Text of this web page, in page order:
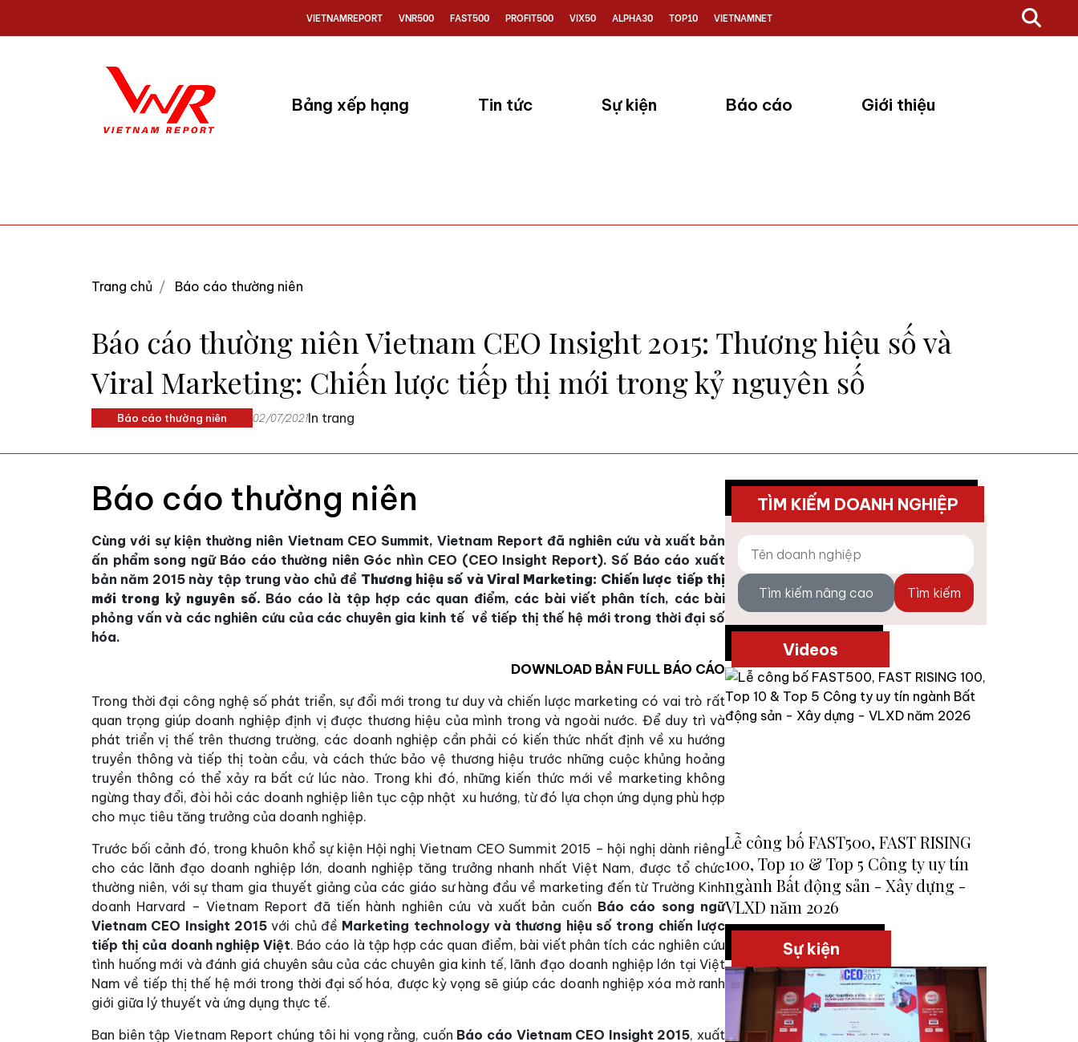
VIETNAMREPORT VNR500 FAST500 PROFIT500 VIX50 ALPHA30 TOP10 VIETNAMNET
Bảng xếp hạng Tin tức Sự kiện Báo cáo Giới thiệu
Trang chủ Báo cáo thường niên
Báo cáo thường niên Vietnam CEO Insight 2015: Thương hiệu số và
Viral Marketing: Chiến lược tiếp thị mới trong kỷ nguyên số
Báo cáo thường niên 02/07/2021In trang
Báo cáo thường niên
Cùng với sự kiện thường niên Vietnam CEO Summit, Vietnam Report đã nghiên cứu và xuất bản
ấn phẩm song ngữ Báo cáo thường niên Góc nhìn CEO (CEO Insight Report). Số Báo cáo xuất
bản năm 2015 này tập trung vào chủ đề Thương hiệu số và Viral Marketing: Chiến lược tiếp thị
mới trong kỷ nguyên số. Báo cáo là tập hợp các quan điểm, các bài viết phân tích, các bài
phỏng vấn và các nghiên cứu của các chuyên gia kinh tế về tiếp thị thế hệ mới trong thời đại số
hóa.
DOWNLOAD BẢN FULL BÁO CÁO
Trong thời đại công nghệ số phát triển, sự đổi mới trong tư duy và chiến lược marketing có vai trò rất
quan trọng giúp doanh nghiệp định vị được thương hiệu của mình trong và ngoài nước. Để duy trì và
phát triển vị thế trên thương trường, các doanh nghiệp cần phải có kiến ​​thức nhất định về xu hướng
truyền thông và tiếp thị toàn cầu, và cách thức bảo vệ thương hiệu trước những cuộc khủng hoảng
truyền thông có thể xảy ra bất cứ lúc nào. Trong khi đó, những kiến ​​thức mới về marketing không
ngừng thay đổi, đòi hỏi các doanh nghiệp liên tục cập nhật xu hướng, từ đó lựa chọn ứng dụng phù hợp
cho mục tiêu tăng trưởng của doanh nghiệp.
Trước bối cảnh đó, trong khuôn khổ sự kiện Hội nghị Vietnam CEO Summit 2015 – hội nghị dành riêng
cho các lãnh đạo doanh nghiệp lớn, doanh nghiệp tăng trưởng nhanh nhất Việt Nam, được tổ chức
thường niên, với sự tham gia thuyết giảng của các giáo sư hàng đầu về marketing đến từ Trường Kinh
doanh Harvard – Vietnam Report đã tiến hành nghiên cứu và xuất bản cuốn Báo cáo song ngữ
Vietnam CEO Insight 2015 với chủ đề Marketing technology và thương hiệu số trong chiến lược
tiếp thị của doanh nghiệp Việt. Báo cáo là tập hợp các quan điểm, bài viết phân tích các nghiên cứu
tình huống mới và đánh giá chuyên sâu của các chuyên gia kinh tế, lãnh đạo doanh nghiệp lớn tại Việt
Nam về tiếp thị thế hệ mới trong thời đại số hóa, được kỳ vọng sẽ giúp các doanh nghiệp xóa mờ ranh
giới giữa lý thuyết và ứng dụng thực tế.
Ban biên tập Vietnam Report chúng tôi hi vọng rằng, cuốn Báo cáo Vietnam CEO Insight 2015, xuất
TÌM KIẾM DOANH NGHIỆP
Tìm kiếm nâng cao Tìm kiếm
Videos
Lễ công bố FAST500, FAST RISING
100, Top 10 & Top 5 Công ty uy tín
ngành Bất động sản - Xây dựng -
VLXD năm 2026
Sự kiện